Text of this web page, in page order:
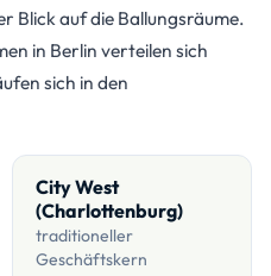
Blick auf die Ballungsräume.
in Berlin verteilen sich
sich in den
City West
(Charlottenburg)
traditioneller
Geschäftskern